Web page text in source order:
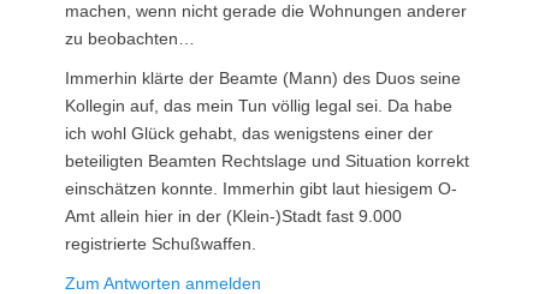
machen, wenn nicht gerade die Wohnungen anderer
zu beobachten…
Immerhin klärte der Beamte (Mann) des Duos seine
Kollegin auf, das mein Tun völlig legal sei. Da habe
ich wohl Glück gehabt, das wenigstens einer der
beteiligten Beamten Rechtslage und Situation korrekt
einschätzen konnte. Immerhin gibt laut hiesigem O-
Amt allein hier in der (Klein-)Stadt fast 9.000
registrierte Schußwaffen.
Zum Antworten anmelden